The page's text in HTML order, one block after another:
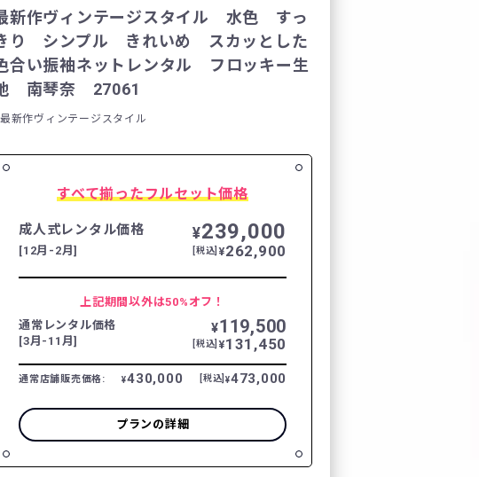
新作ヴィンテージスタイル 水色 すっ
り シンプル きれいめ スカッとした
合い振袖ネットレンタル フロッキー生
南琴奈 27061
最新作ヴィンテージスタイル
すべて揃ったフルセット価格
成人式レンタル価格
[12月-2月]
¥239,000
[税込] ¥262,900
上記期間以外は50%オフ！
通常レンタル価格
[3月-11月]
¥119,500
[税込] ¥131,450
通常店舗販売価格: ¥430,000 [税込] ¥473,000
プランの詳細